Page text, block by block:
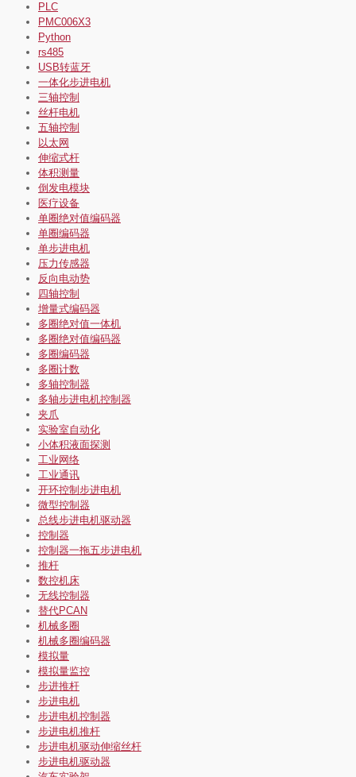
PLC
PMC006X3
Python
rs485
USB转蓝牙
一体化步进电机
三轴控制
丝杆电机
五轴控制
以太网
伸缩式杆
体积测量
倒发电模块
医疗设备
单圈绝对值编码器
单圈编码器
单步进电机
压力传感器
反向电动势
四轴控制
增量式编码器
多圈绝对值一体机
多圈绝对值编码器
多圈编码器
多圈计数
多轴控制器
多轴步进电机控制器
夹爪
实验室自动化
小体积液面探测
工业网络
工业通讯
开环控制步进电机
微型控制器
总线步进电机驱动器
控制器
控制器一拖五步进电机
推杆
数控机床
无线控制器
替代PCAN
机械多圈
机械多圈编码器
模拟量
模拟量监控
步进推杆
步进电机
步进电机控制器
步进电机推杆
步进电机驱动伸缩丝杆
步进电机驱动器